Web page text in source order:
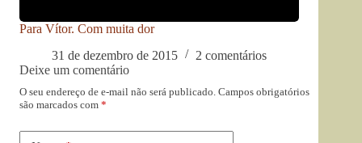
Para Vítor. Com muita dor
31 de dezembro de 2015
2 comentários
Deixe um comentário
O seu endereço de e-mail não será publicado. Campos obrigatórios
são marcados com *